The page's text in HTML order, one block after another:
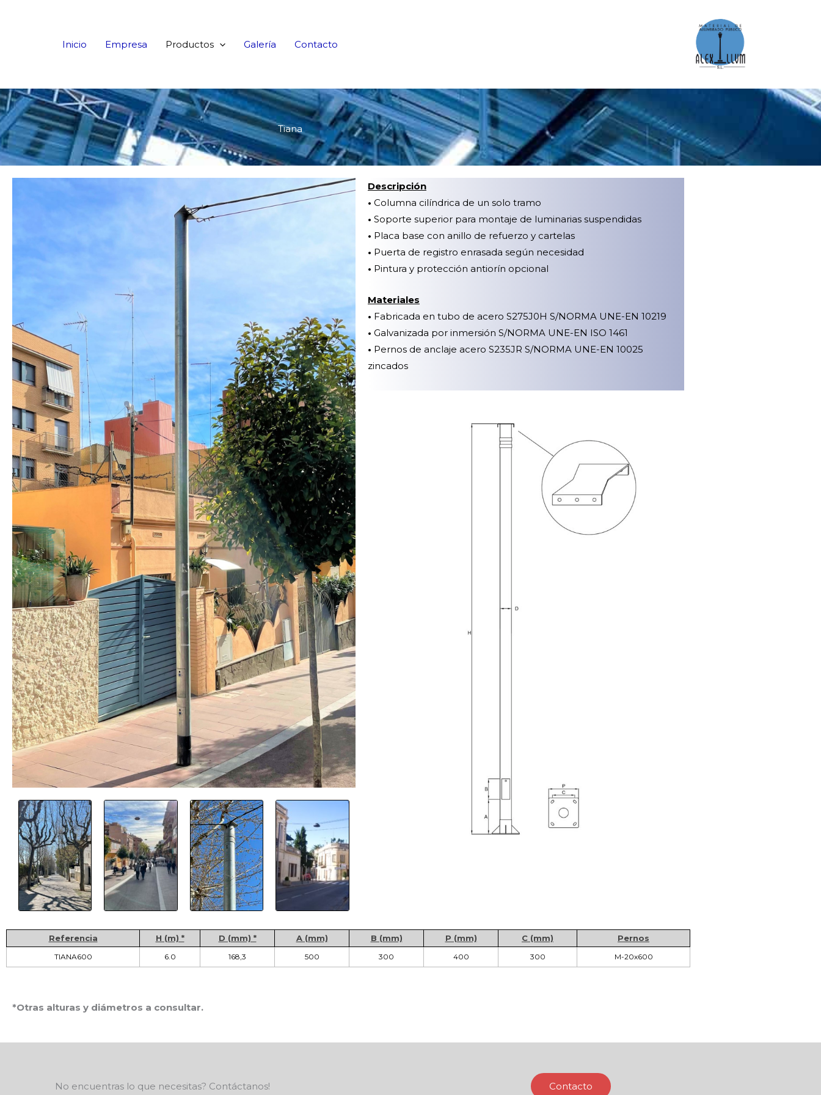
Inicio Empresa Productos Galería Contacto
Tiana
Descripción
• Columna cilíndrica de un solo tramo
• Soporte superior para montaje de luminarias suspendidas
• Placa base con anillo de refuerzo y cartelas
• Puerta de registro enrasada según necesidad
• Pintura y protección antiorín opcional
Materiales
• Fabricada en tubo de acero S275J0H S/NORMA UNE-EN 10219
• Galvanizada por inmersión S/NORMA UNE-EN ISO 1461
• Pernos de anclaje acero S235JR S/NORMA UNE-EN 10025
zincados
Referencia H (m) * D (mm) * A (mm) B (mm) P (mm) C (mm) Pernos
TIANA600 6.0 168,3 500 300 400 300 M-20x600
*Otras alturas y diámetros a consultar.
No encuentras lo que necesitas? Contáctanos! Contacto